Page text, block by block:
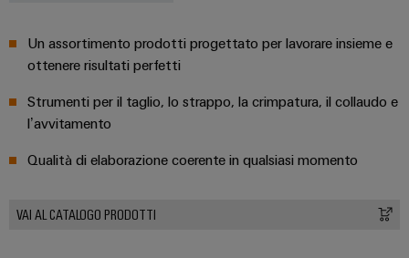
Un assortimento prodotti progettato per lavorare insieme e
ottenere risultati perfetti
Strumenti per il taglio, lo strappo, la crimpatura, il collaudo e
l’avvitamento
Qualità di elaborazione coerente in qualsiasi momento
VAI AL CATALOGO PRODOTTI